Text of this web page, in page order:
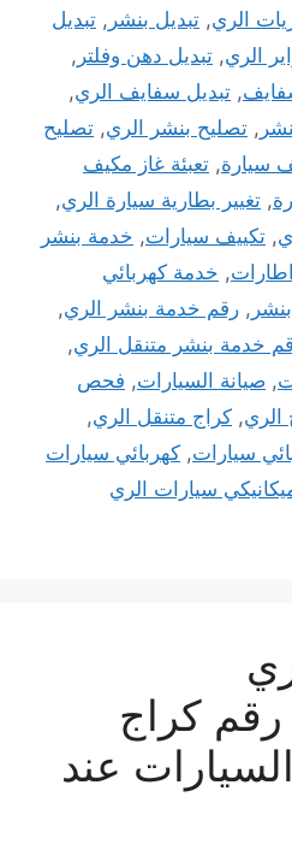
الري, تبديل بنشر , تبديل
الري, تبديل دهن وفلتر ,
, تبديل سفايف الري,
, تصليح بنشر الري, تصليح
سيارة, تعبئة غاز مكيف
, تغيير بطارية سيارة الري,
, تكييف سيارات, خدمة بنشر
, خدمة كهربائي
, رقم خدمة بنشر الري,
خدمة بنشر متنقل الري,
, صيانة السيارات, فحص
الري, كراج متنقل الري,
سيارات, كهربائي سيارات
سيارات الري
55445363 رقم كراج
عند